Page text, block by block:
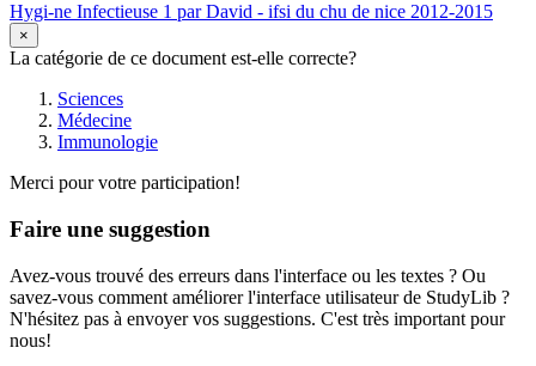
Hygi-ne Infectieuse 1 par David - ifsi du chu de nice 2012-2015
×
La catégorie de ce document est-elle correcte?
Sciences
Médecine
Immunologie
Merci pour votre participation!
Faire une suggestion
Avez-vous trouvé des erreurs dans l'interface ou les textes ? Ou
savez-vous comment améliorer l'interface utilisateur de StudyLib ?
N'hésitez pas à envoyer vos suggestions. C'est très important pour
nous!